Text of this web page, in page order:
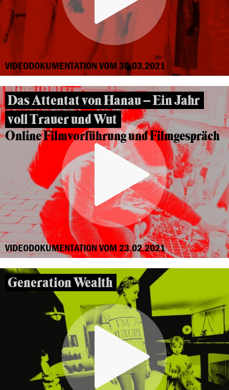
VIDEODOKUMENTATION VOM 30.03.2021
Das Attentat von Hanau – Ein Jahr
voll Trauer und Wut
Online Filmvorführung und Filmgespräch
VIDEODOKUMENTATION VOM 23.02.2021
Generation Wealth